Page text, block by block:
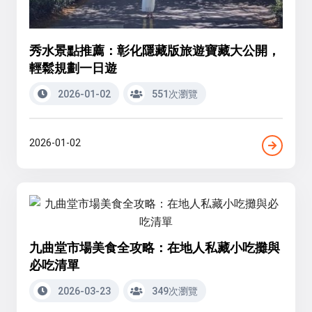
秀水景點推薦：彰化隱藏版旅遊寶藏大公開，
輕鬆規劃一日遊
2026-01-02 551次瀏覽
2026-01-02
九曲堂市場美食全攻略：在地人私藏小吃攤與
必吃清單
2026-03-23 349次瀏覽